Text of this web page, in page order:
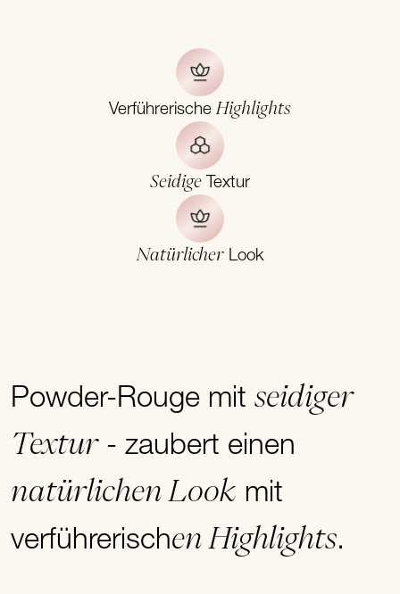
VerführerischeHighlights
Seidige Textur
Natürlicher Look
Powder-Rouge mitseidiger
Textur- zaubert einen
natürlichen Look mit
verführerischen Highlights.